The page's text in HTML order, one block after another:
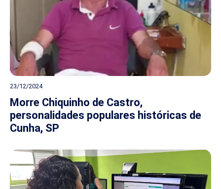
23/12/2024
Morre Chiquinho de Castro,
personalidades populares históricas de
Cunha, SP